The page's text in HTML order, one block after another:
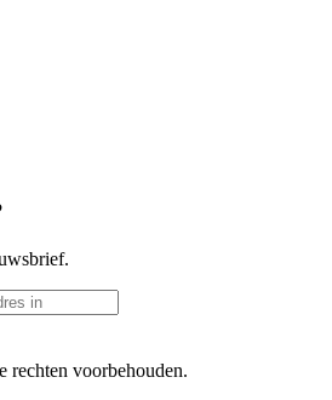
voorbehouden.